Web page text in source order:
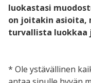
luokastasi
on joitakin asioita,
turvallista luokkaa
* Ole ystävällinen